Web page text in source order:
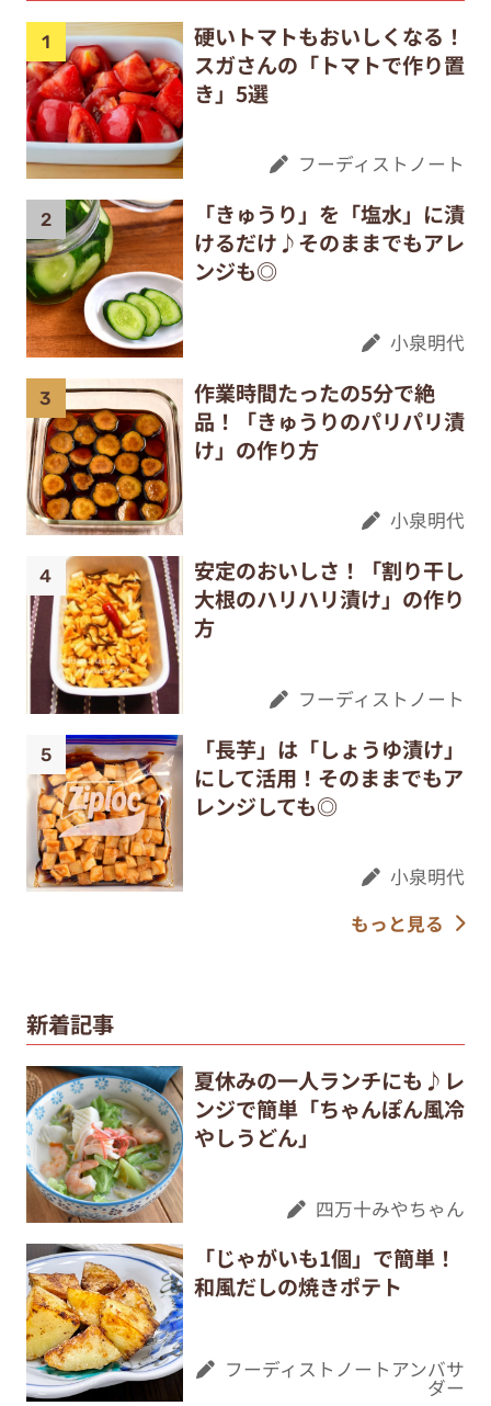
硬いトマトもおいしくなる！
スガさんの「トマトで作り置
き」5選
フーディストノート
「きゅうり」を「塩水」に漬
けるだけ♪そのままでもアレ
ンジも◎
小泉明代
作業時間たったの5分で絶
品！「きゅうりのパリパリ漬
け」の作り方
小泉明代
安定のおいしさ！「割り干し
大根のハリハリ漬け」の作り
方
フーディストノート
「長芋」は「しょうゆ漬け」
にして活用！そのままでもア
レンジしても◎
小泉明代
もっと見る
新着記事
夏休みの一人ランチにも♪レ
ンジで簡単「ちゃんぽん風冷
やしうどん」
四万十みやちゃん
「じゃがいも1個」で簡単！
和風だしの焼きポテト
フーディストノートアンバサ
ダー